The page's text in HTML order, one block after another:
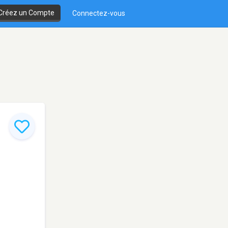
un Compte Connectez-vous